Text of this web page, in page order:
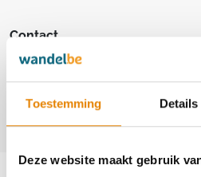
Toestemming Details
Deze website maakt gebruik
Contact
Peggy Haerinck
Aankomende